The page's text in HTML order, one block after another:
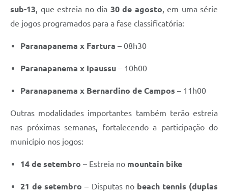
sub-13 , que estreia no dia 30 de agosto , em uma série
de jogos programados para a fase classificatória:
Paranapanema x Fartura – 08h30
Paranapanema x Ipaussu – 10h00
Paranapanema x Bernardino de Campos – 11h00
Outras modalidades importantes também terão estreia
nas próximas semanas, fortalecendo a participação do
município nos jogos:
14 de setembro – Estreia no mountain bike
21 de setembro – Disputas no beach tennis (duplas